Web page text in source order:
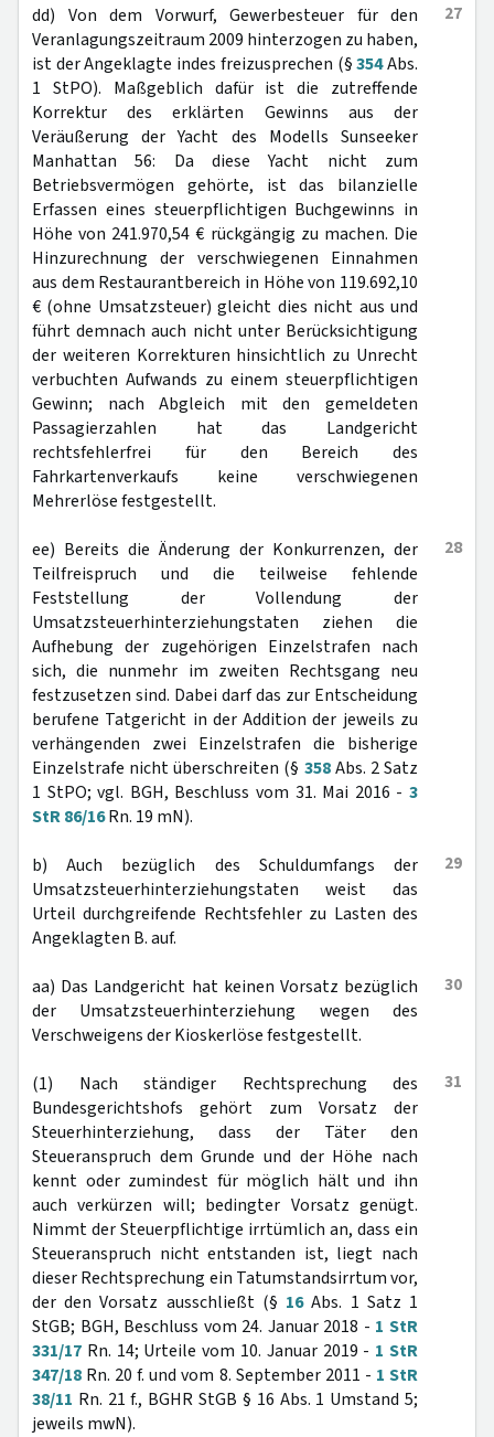
27
dd) Von dem Vorwurf, Gewerbesteuer für den
Veranlagungszeitraum 2009 hinterzogen zu haben,
ist der Angeklagte indes freizusprechen (§354Abs.
1 StPO). Maßgeblich dafür ist die zutreffende
Korrektur des erklärten Gewinns aus der
Veräußerung der Yacht des Modells Sunseeker
Manhattan 56: Da diese Yacht nicht zum
Betriebsvermögen gehörte, ist das bilanzielle
Erfassen eines steuerpflichtigen Buchgewinns in
Höhe von 241.970,54 € rückgängig zu machen. Die
Hinzurechnung der verschwiegenen Einnahmen
aus dem Restaurantbereich in Höhe von 119.692,10
€ (ohne Umsatzsteuer) gleicht dies nicht aus und
führt demnach auch nicht unter Berücksichtigung
der weiteren Korrekturen hinsichtlich zu Unrecht
verbuchten Aufwands zu einem steuerpflichtigen
Gewinn; nach Abgleich mit den gemeldeten
Passagierzahlen hat das Landgericht
rechtsfehlerfrei für den Bereich des
Fahrkartenverkaufs keine verschwiegenen
Mehrerlöse festgestellt.
28
ee) Bereits die Änderung der Konkurrenzen, der
Teilfreispruch und die teilweise fehlende
Feststellung der Vollendung der
Umsatzsteuerhinterziehungstaten ziehen die
Aufhebung der zugehörigen Einzelstrafen nach
sich, die nunmehr im zweiten Rechtsgang neu
festzusetzen sind. Dabei darf das zur Entscheidung
berufene Tatgericht in der Addition der jeweils zu
verhängenden zwei Einzelstrafen die bisherige
Einzelstrafe nicht überschreiten (§ 358Abs. 2 Satz
1 StPO; vgl. BGH, Beschluss vom 31. Mai 2016 - 3
StR 86/16Rn. 19 mN).
29
b) Auch bezüglich des Schuldumfangs der
Umsatzsteuerhinterziehungstaten weist das
Urteil durchgreifende Rechtsfehler zu Lasten des
Angeklagten B. auf.
30
aa) Das Landgericht hat keinen Vorsatz bezüglich
der Umsatzsteuerhinterziehung wegen des
Verschweigens der Kioskerlöse festgestellt.
31
(1) Nach ständiger Rechtsprechung des
Bundesgerichtshofs gehört zum Vorsatz der
Steuerhinterziehung, dass der Täter den
Steueranspruch dem Grunde und der Höhe nach
kennt oder zumindest für möglich hält und ihn
auch verkürzen will; bedingter Vorsatz genügt.
Nimmt der Steuerpflichtige irrtümlich an, dass ein
Steueranspruch nicht entstanden ist, liegt nach
dieser Rechtsprechung ein Tatumstandsirrtum vor,
der den Vorsatz ausschließt (§ 16Abs. 1 Satz 1
StGB; BGH, Beschluss vom 24. Januar 2018 - 1 StR
331/17 Rn. 14; Urteile vom 10. Januar 2019 - 1 StR
347/18 Rn. 20 f. und vom 8. September 2011 - 1 StR
38/11 Rn. 21 f., BGHR StGB § 16 Abs. 1 Umstand 5;
jeweils mwN).